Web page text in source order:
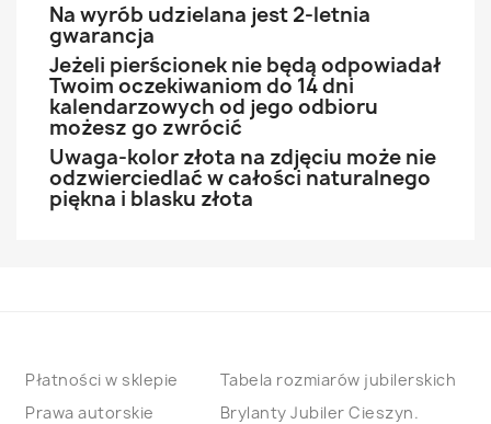
Na wyrób udzielana jest 2-letnia
gwarancja
Jeżeli pierścionek nie będą odpowiadał
Twoim oczekiwaniom do 14 dni
kalendarzowych od jego odbioru
możesz go zwrócić
Uwaga-kolor złota na zdjęciu może nie
odzwierciedlać w całości naturalnego
piękna i blasku złota
Płatności w sklepie
Prawa autorskie
Tabela rozmiarów jubilerskich
Brylanty Jubiler Cieszyn.